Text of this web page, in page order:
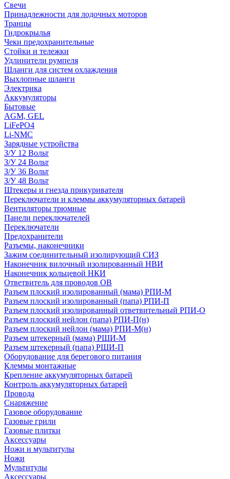
Свечи
Принадлежности для лодочных моторов
Транцы
Гидрокрылья
Чеки предохранительные
Стойки и тележки
Удлинители румпеля
Шланги для систем охлаждения
Выхлопные шланги
Электрика
Аккумуляторы
Бытовые
AGM, GEL
LiFePO4
Li-NMC
Зарядные устройства
З/У 12 Вольт
З/У 24 Вольт
З/У 36 Вольт
З/У 48 Вольт
Штекеры и гнезда прикуривателя
Переключатели и клеммы аккумуляторных батарей
Вентиляторы трюмные
Панели переключателей
Переключатели
Предохранители
Разъемы, наконечники
Зажим соединительный изолирующий СИЗ
Наконечник вилочный изолированный НВИ
Наконечник кольцевой НКИ
Ответвитель для проводов ОВ
Разъем плоский изолированный (мама) РПИ-М
Разъем плоский изолированный (папа) РПИ-П
Разъем плоский изолированный ответвительный РПИ-О
Разъем плоский нейлон (папа) РПИ-П(н)
Разъем плоский нейлон (мама) РПИ-М(н)
Разъем штекерный (мама) РШИ-М
Разъем штекерный (папа) РШИ-П
Оборудование для берегового питания
Клеммы монтажные
Крепление аккумуляторных батарей
Контроль аккумуляторных батарей
Провода
Снаряжение
Газовое оборудование
Газовые грили
Газовые плитки
Аксессуары
Ножи и мультитулы
Ножи
Мультитулы
Аксессуары